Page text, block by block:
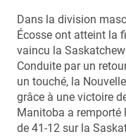
Dans la division
Écosse ont atteint la
vaincu la
Conduite par un
un touché, la
grâce à une victoire
Manitoba a remporté
de 41-12 sur la